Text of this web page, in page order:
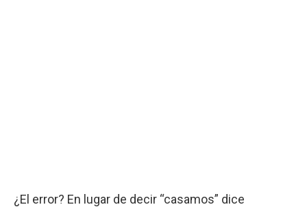
¿El error? En lugar de decir “casamos” dice